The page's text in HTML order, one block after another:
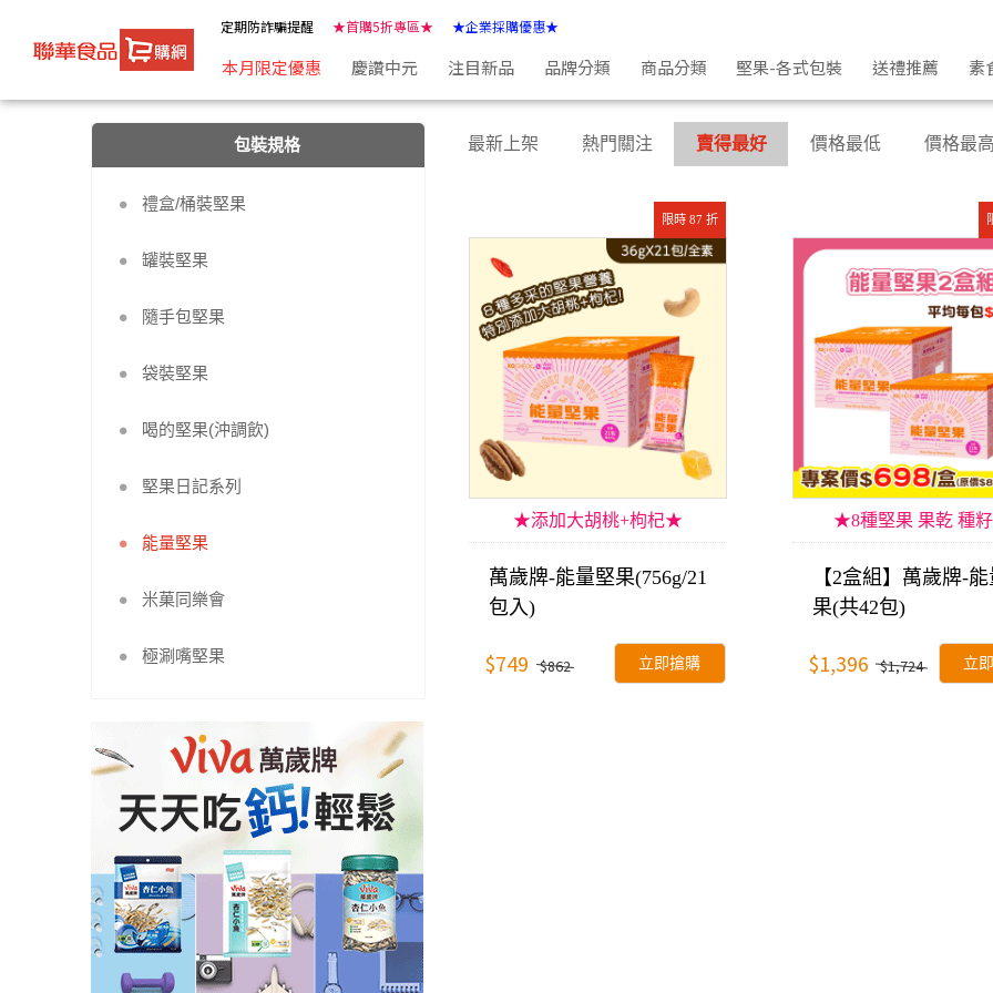
定期防詐騙提醒 ★首購5折專區★ ★企業採購優惠★
本月限定優惠 慶讚中元 注目新品 品牌分類 商品分類 堅果-各式包裝 送禮推薦 素
包裝規格
禮盒/桶裝堅果
罐裝堅果
隨手包堅果
袋裝堅果
喝的堅果(沖調飲)
堅果日記系列
能量堅果
米菓同樂會
極涮嘴堅果
最新上架 熱門關注 賣得最好 價格最低 價格最高
限時 87 折
★添加大胡桃+枸杞★
萬歲牌-能量堅果(756g/21
包入)
$749 $862 立即搶購
★8種堅果 果乾 種
【2盒組】萬歲牌-
果(共42包)
$1,396 $1,724 立